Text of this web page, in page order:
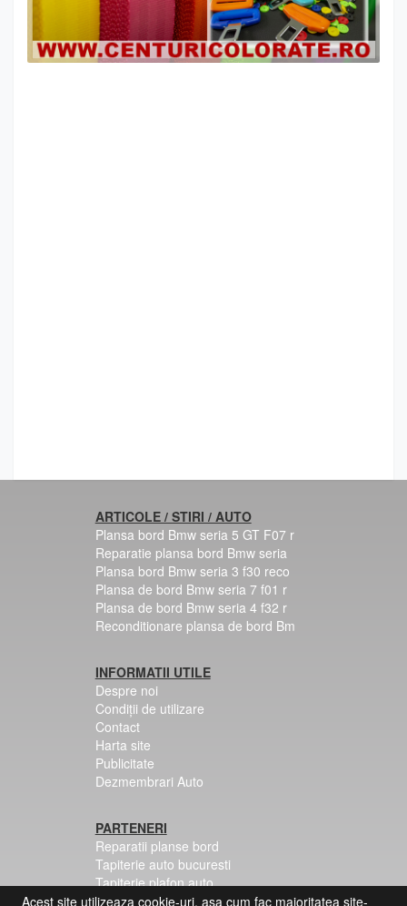
ARTICOLE / STIRI / AUTO
Plansa bord Bmw seria 5 GT F07 r
Reparatie plansa bord Bmw seria
Plansa bord Bmw seria 3 f30 reco
Plansa de bord Bmw seria 7 f01 r
Plansa de bord Bmw seria 4 f32 r
Reconditionare plansa de bord Bm
INFORMATII UTILE
Despre noi
Condiții de utilizare
Contact
Harta site
Publicitate
Dezmembrari Auto
PARTENERI
Reparatii planse bord
Tapiterie auto bucuresti
Tapiterie plafon auto
Centuri siguranta colorate
Acest site utilizeaza cookie-uri, asa cum fac majoritatea site-